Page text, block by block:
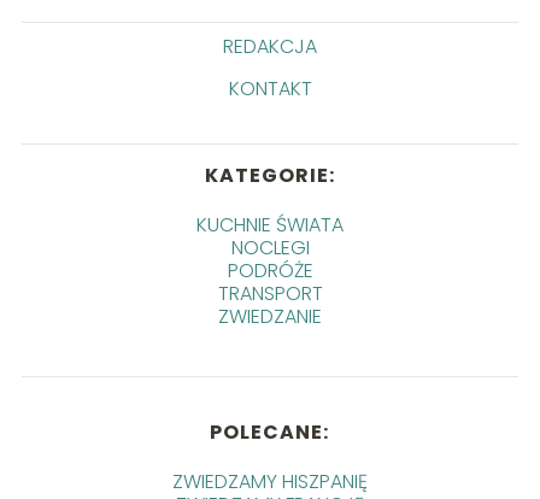
REDAKCJA
KONTAKT
KATEGORIE:
KUCHNIE ŚWIATA
NOCLEGI
PODRÓŻE
TRANSPORT
ZWIEDZANIE
POLECANE:
ZWIEDZAMY HISZPANIĘ